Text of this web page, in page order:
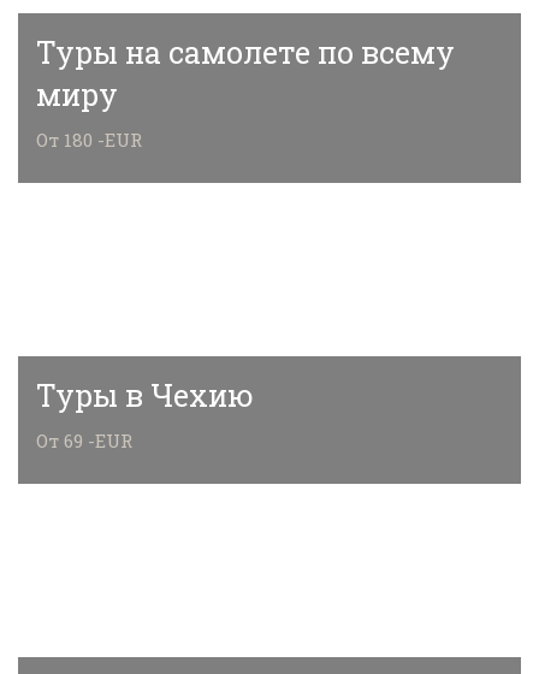
Туры на самолете по всему
миру
От 180 -EUR
Туры в Чехию
От 69 -EUR